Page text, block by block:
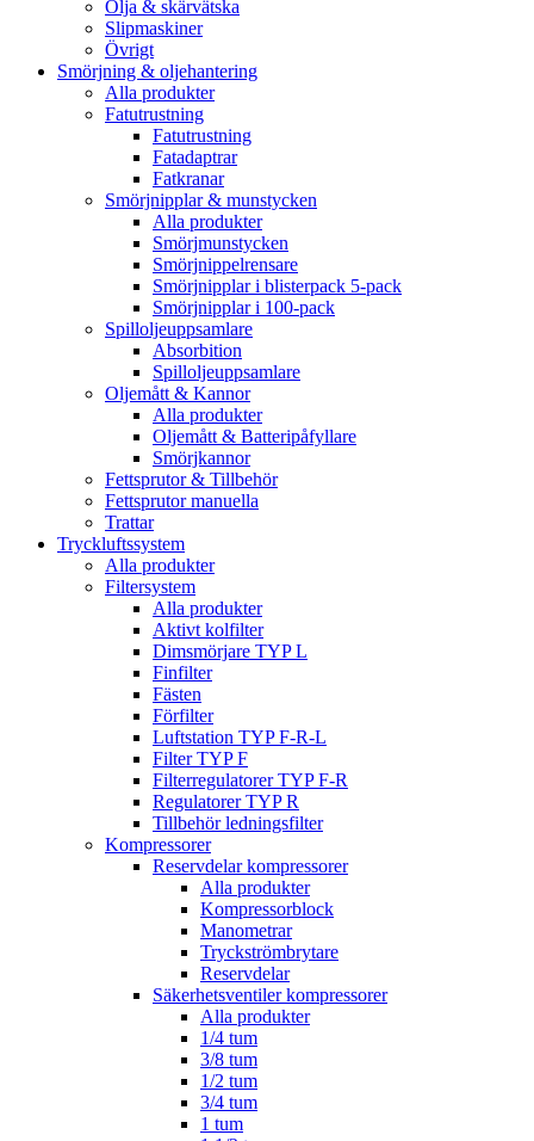
Olja & skärvätska
Slipmaskiner
Övrigt
Smörjning & oljehantering
Alla produkter
Fatutrustning
Fatutrustning
Fatadaptrar
Fatkranar
Smörjnipplar & munstycken
Alla produkter
Smörjmunstycken
Smörjnippelrensare
Smörjnipplar i blisterpack 5-pack
Smörjnipplar i 100-pack
Spilloljeuppsamlare
Absorbition
Spilloljeuppsamlare
Oljemått & Kannor
Alla produkter
Oljemått & Batteripåfyllare
Smörjkannor
Fettsprutor & Tillbehör
Fettsprutor manuella
Trattar
Tryckluftssystem
Alla produkter
Filtersystem
Alla produkter
Aktivt kolfilter
Dimsmörjare TYP L
Finfilter
Fästen
Förfilter
Luftstation TYP F-R-L
Filter TYP F
Filterregulatorer TYP F-R
Regulatorer TYP R
Tillbehör ledningsfilter
Kompressorer
Reservdelar kompressorer
Alla produkter
Kompressorblock
Manometrar
Tryckströmbrytare
Reservdelar
Säkerhetsventiler kompressorer
Alla produkter
1/4 tum
3/8 tum
1/2 tum
3/4 tum
1 tum